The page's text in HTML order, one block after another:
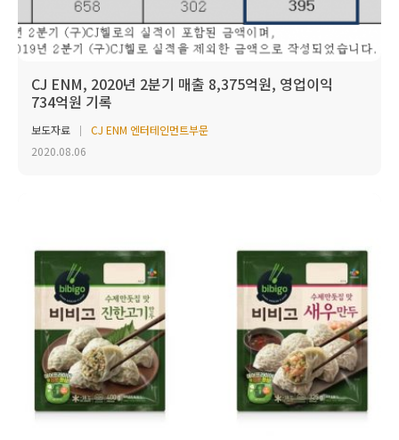
CJ ENM, 2020년 2분기 매출 8,375억원, 영업이익
734억원 기록
보도자료
CJ ENM 엔터테인먼트부문
2020.08.06